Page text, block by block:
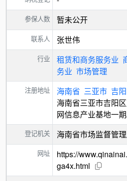
参保人数 暂未公开
联系人 张世伟
行业 租赁和商务服务业
务业 市场管理
注册地址 海南省 三亚市 吉
海南省三亚市吉阳
网信息产业基地一
登记机关 海南省市场监督管
网址
https://
ga4x.html